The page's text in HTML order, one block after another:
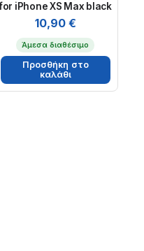
for iPhone XS Max black
10,90 €
Άμεσα διαθέσιμο
Προσθήκη στο
καλάθι